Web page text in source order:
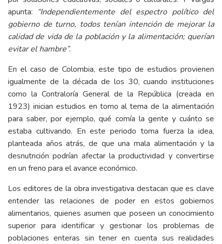
apunta: “Independientemente del espectro político del
gobierno de turno, todos tenían intención de mejorar la
calidad de vida de la población y la alimentación; querían
evitar el hambre”.
En el caso de Colombia, este tipo de estudios provienen
igualmente de la década de los 30, cuando instituciones
como la Contraloría General de la República (creada en
1923) inician estudios en torno al tema de la alimentación
para saber, por ejemplo, qué comía la gente y cuánto se
estaba cultivando. En este periodo toma fuerza la idea,
planteada años atrás, de que una mala alimentación y la
desnutrición podrían afectar la productividad y convertirse
en un freno para el avance económico.
Los editores de la obra investigativa destacan que es clave
entender las relaciones de poder en estos gobiernos
alimentarios, quienes asumen que poseen un conocimiento
superior para identificar y gestionar los problemas de
poblaciones enteras sin tener en cuenta sus realidades